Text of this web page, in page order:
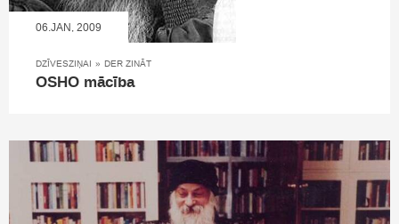
06.JAN, 2009
DZĪVESZIŅAI » DER ZINĀT
OSHO mācība